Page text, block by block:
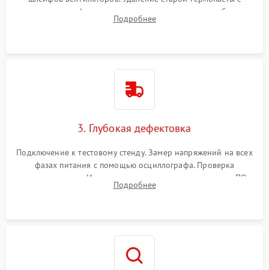
кристалла графического чипа и термопрокладок с банок
памяти и зоны VRM. Очистка платы от пыли и окислов.
Подробнее
3. Глубокая дефектовка
Подключение к тестовому стенду. Замер напряжений на всех
фазах питания с помощью осциллографа. Проверка
инициализации. Использование специализированного ПО
MATS
Подробнее